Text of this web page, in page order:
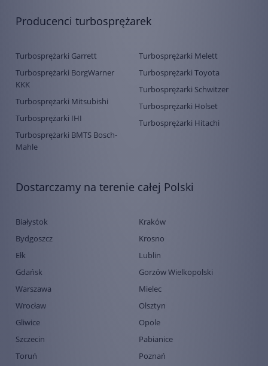
Producenci turbosprężarek
Turbosprężarki Garrett
Turbosprężarki BorgWarner
KKK
Turbosprężarki Mitsubishi
Turbosprężarki IHI
Turbosprężarki BMTS Bosch-
Mahle
Turbosprężarki Melett
Turbosprężarki Toyota
Turbosprężarki Schwitzer
Turbosprężarki Holset
Turbosprężarki Hitachi
Dostarczamy na terenie całej Polski
Białystok
Bydgoszcz
Ełk
Gdańsk
Warszawa
Wrocław
Gliwice
Szczecin
Toruń
Kraków
Krosno
Lublin
Gorzów Wielkopolski
Mielec
Olsztyn
Opole
Pabianice
Poznań